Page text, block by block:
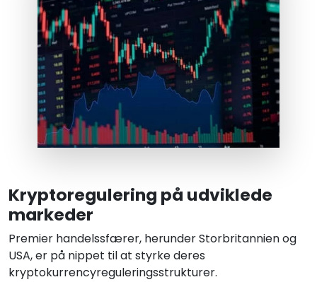
Kryptoregulering på udviklede
markeder
Premier handelssfærer, herunder Storbritannien og
USA, er på nippet til at styrke deres
kryptokurrencyreguleringsstrukturer.